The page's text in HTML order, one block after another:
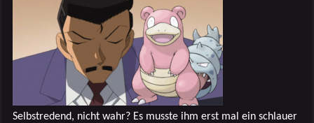
Selbstredend, nicht wahr? Es musste ihm erst mal ein schlauer